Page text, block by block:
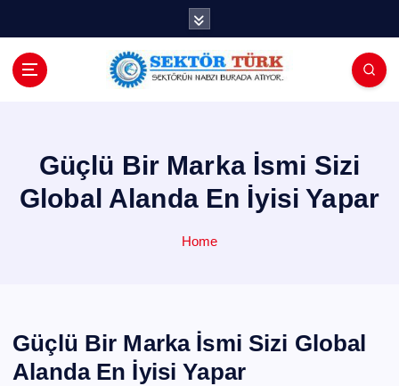
Güçlü Bir Marka İsmi Sizi
Global Alanda En İyisi Yapar
Home
Güçlü Bir Marka İsmi Sizi Global
Alanda En İyisi Yapar